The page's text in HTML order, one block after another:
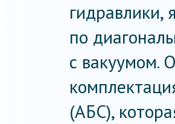
гидравлики,
по
с вакуумом.
(АБС),